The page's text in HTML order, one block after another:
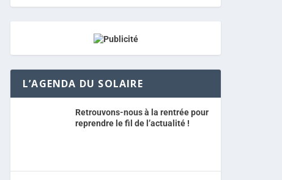
L’AGENDA DU SOLAIRE
Retrouvons-nous à la rentrée pour
reprendre le fil de l’actualité !